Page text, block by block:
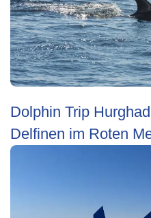
Dolphin Trip
Delfinen im Roten